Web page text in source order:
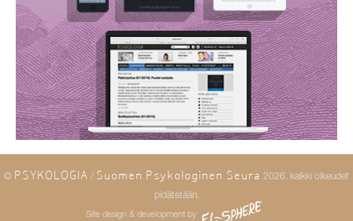
© PSYKOLOGIA / Suomen Psykologinen Seura 2026. kaikki oikeudet
pidätetään.
Site design & development by